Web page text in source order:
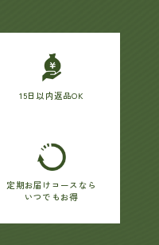
15日以内返品OK
定期お届けコースなら
いつでもお得